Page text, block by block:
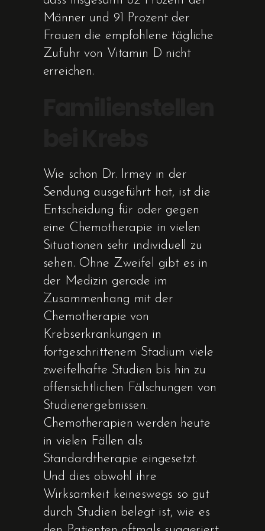
Männer und 91 Prozent der
Frauen die empfohlene tägliche
Zufuhr von Vitamin D nicht
erreichen.
Wie schon Dr. Irmey in der
Sendung ausgeführt hat, ist die
Entscheidung für oder gegen
eine Chemotherapie in vielen
Situationen sehr individuell zu
sehen. Ohne Zweifel gibt es in
der Medizin gerade im
Zusammenhang mit der
Chemotherapie von
Krebserkrankungen in
fortgeschrittenem Stadium viele
zweifelhafte Studien bis hin zu
offensichtlichen Fälschungen von
Studienergebnissen.
Chemotherapien werden heute
in vielen Fällen als
Standardtherapie eingesetzt.
Und dies obwohl ihre
Wirksamkeit keineswegs so gut
durch Studien belegt ist, wie es